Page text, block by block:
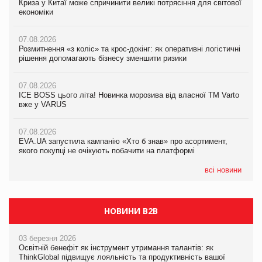
Криза у Китаї може спричинити великі потрясіння для світової
економіки
07.08.2026
Розмитнення «з коліс» та крос-докінг: як оперативні логістичні
рішення допомагають бізнесу зменшити ризики
07.08.2026
ICE BOSS цього літа! Новинка морозива від власної ТМ Varto
вже у VARUS
07.08.2026
EVA.UA запустила кампанію «Хто б знав» про асортимент,
якого покупці не очікують побачити на платформі
всі новини
Криза у Китаї може спричинити великі потрясіння для світової
економіки
07.08.2026
Розмитнення «з коліс» та крос-докінг: як оперативні логістичні
рішення допомагають бізнесу зменшити ризики
07.08.2026
ICE BOSS цього літа! Новинка морозива від власної ТМ Varto
вже у VARUS
07.08.2026
EVA.UA запустила кампанію «Хто б знав» про асортимент,
якого покупці не очікують побачити на платформі
Криза у Китаї може спричинити великі потрясіння для світової
економіки
07.08.2026
Kraft Heinz скоротила збиток у першому півріччі
Продажі Hugo Boss впали на 9%
НОВИНИ B2B
03 березня 2026
Освітній бенефіт як інструмент утримання талантів: як
ThinkGlobal підвищує лояльність та продуктивність вашої